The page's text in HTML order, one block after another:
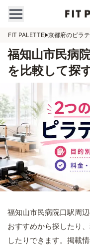
FIT PALETTE 京都府のピラ
福知山市民病
を比較して探
福知山市民病院口駅周
おすすめから探したり
したりできます。掲載